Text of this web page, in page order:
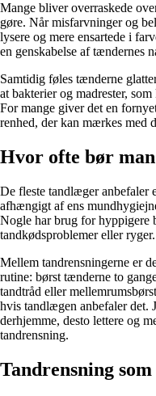
Mange bliver overraskede
gøre. Når misfarvninger og
lysere og mere ensartede i
en genskabelse af tændernes
Samtidig føles tænderne
at bakterier og madrester,
For mange giver det en
renhed, der kan mærkes med
Hvor ofte bør
De fleste tandlæger anbefaler
afhængigt af ens
Nogle har brug for hyppigere
tandkødsproblemer eller ryger.
Mellem tandrensningerne er
rutine: børst tænderne to
tandtråd eller
hvis tandlægen anbefaler det.
derhjemme, desto lettere og
tandrensning.
Tandrensning